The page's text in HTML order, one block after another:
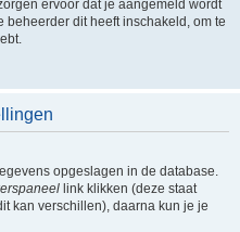
ervoor dat je aangemeld wordt
dit heeft inschakeld, om te
opgeslagen in de database.
link klikken (deze staat
kan verschillen), daarna kun je je